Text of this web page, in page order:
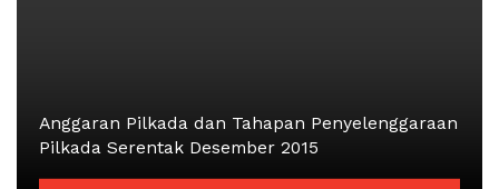
Anggaran Pilkada dan Tahapan Penyelenggaraan
Pilkada Serentak Desember 2015